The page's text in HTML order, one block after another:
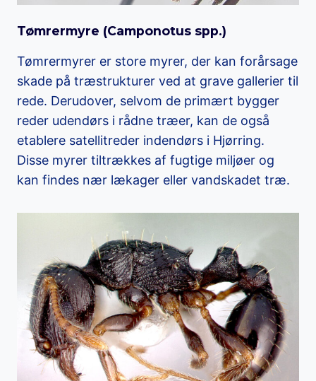
Tømrermyre (Camponotus spp.)
Tømrermyrer er store myrer, der kan forårsage
skade på træstrukturer ved at grave gallerier til
rede. Derudover, selvom de primært bygger
reder udendørs i rådne træer, kan de også
etablere satellitreder indendørs i Hjørring.
Disse myrer tiltrækkes af fugtige miljøer og
kan findes nær lækager eller vandskadet træ.